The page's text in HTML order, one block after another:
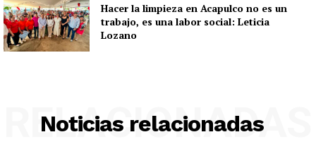
Hacer la limpieza en Acapulco no es un
trabajo, es una labor social: Leticia
Lozano
Noticias relacionadas
RELACIONADAS